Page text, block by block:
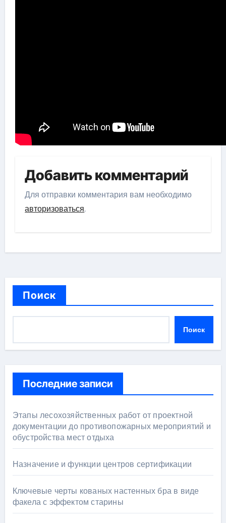
Добавить комментарий
Для отправки комментария вам необходимо
авторизоваться.
Поиск
Поиск
Последние записи
Этапы лесохозяйственных работ от проектной
документации до противопожарных мероприятий и
обустройства мест отдыха
Назначение и функции центров сертификации
Ключевые черты кованых настенных бра в виде
факела с эффектом старины